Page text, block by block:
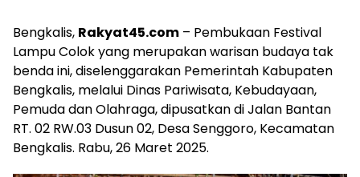
Bengkalis, Rakyat45.com – Pembukaan Festival
Lampu Colok yang merupakan warisan budaya tak
benda ini, diselenggarakan Pemerintah Kabupaten
Bengkalis, melalui Dinas Pariwisata, Kebudayaan,
Pemuda dan Olahraga, dipusatkan di Jalan Bantan
RT. 02 RW.03 Dusun 02, Desa Senggoro, Kecamatan
Bengkalis. Rabu, 26 Maret 2025.